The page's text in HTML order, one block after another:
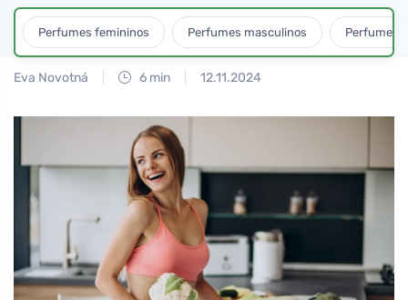
Perfumes femininos Perfumes masculinos Perfumes
Eva Novotná 6 min 12.11.2024